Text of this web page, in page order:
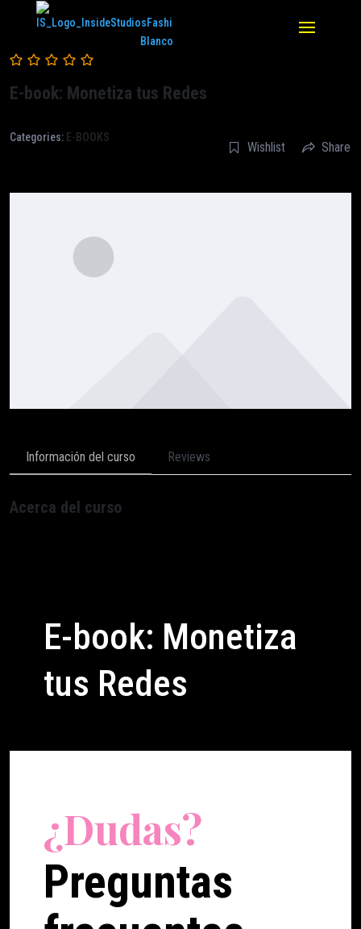
E-book: Monetiza tus Redes
Categories: E-BOOKS
Wishlist Share
Información del curso Reviews
Acerca del curso
E-book: Monetiza
tus Redes
¿Dudas?
Preguntas